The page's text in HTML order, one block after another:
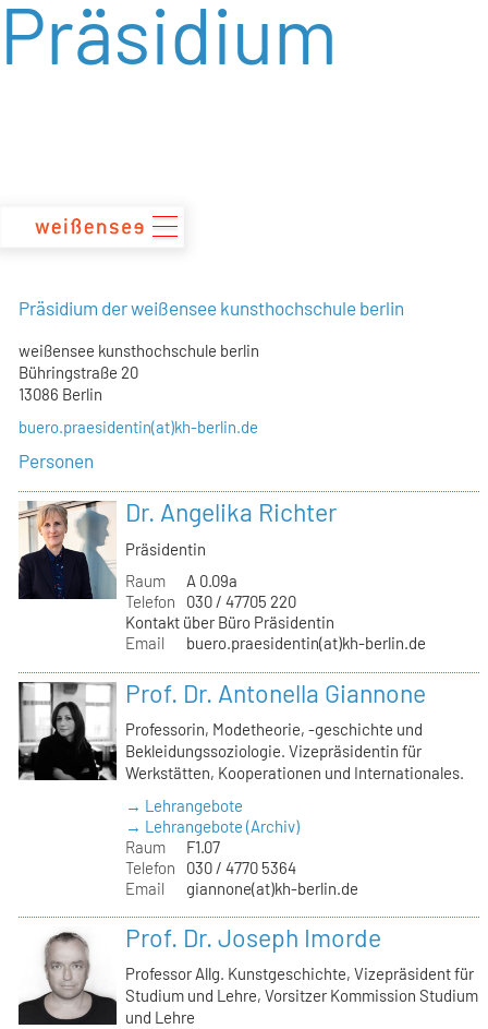
zum
Inhalt
Präsidium
Präsidium der weißensee kunsthochschule berlin
weißensee kunsthochschule berlin
Bühringstraße 20
13086 Berlin
buero.praesidentin(at)kh-berlin.de
Personen
Dr. Angelika Richter
Präsidentin
Raum
A 0.09a
Telefon
030 / 47705 220
Kontakt über Büro Präsidentin
Email
buero.praesidentin(at)kh-berlin.de
Prof. Dr. Antonella Giannone
Professorin, Modetheorie, -geschichte und
Bekleidungssoziologie. Vizepräsidentin für
Werkstätten, Kooperationen und Internationales.
→ Lehrangebote
→ Lehrangebote (Archiv)
Raum
F1.07
Telefon
030 / 4770 5364
Email
giannone(at)kh-berlin.de
Prof. Dr. Joseph Imorde
Professor Allg. Kunstgeschichte, Vizepräsident für
Studium und Lehre, Vorsitzer Kommission Studium
und Lehre